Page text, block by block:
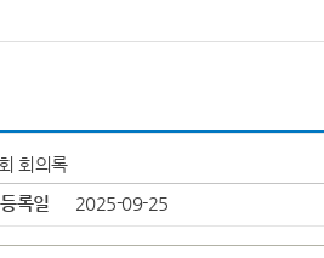
회의록
등록일 2025-09-25